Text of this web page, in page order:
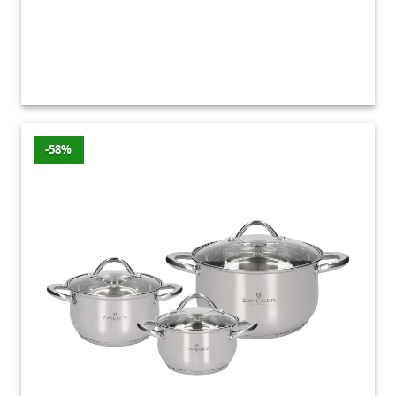
ceramiczną czy tytanową, skutecznie
zabezpieczają przed przywieraniem jedzenia
do ich powierzchni. Do ich atutów zaliczyć
lekkie, ich przenoszenie z miejsca na miejsce
nie sprawia żadnych problemów.
I wreszcie najważniejsze – garnki aluminiowe
są tanie. Jeśli przy zakupie kierujemy się ceną,
chcemy kupić garnki dobre, solidne i tanie to
warto wybrać garnki aluminiowe.
-58%